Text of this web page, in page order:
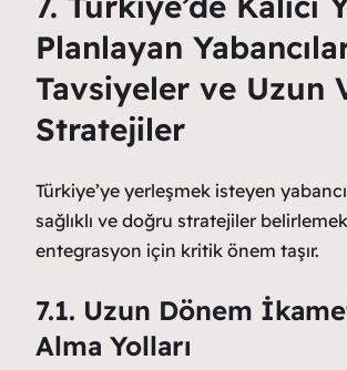
Planlayan
Tavsiyeler ve Uzun
Stratejiler
Türkiye’ye yerleşmek isteyen
sağlıklı ve doğru stratejiler
entegrasyon için kritik önem taşır.
7.1. Uzun Dönem
Alma Yolları